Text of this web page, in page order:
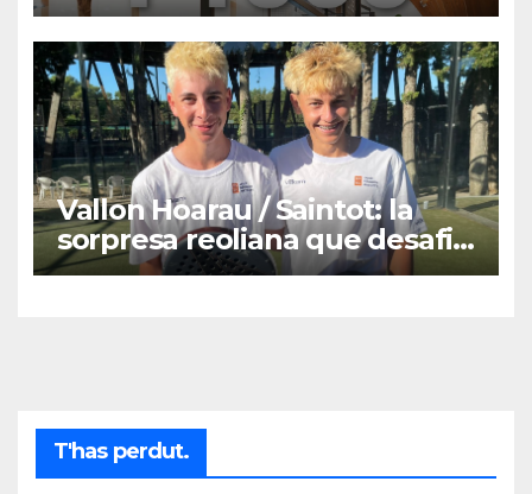
Vallon Hoarau / Saintot: la
sorpresa reoliana que desafia
la cap de sèrie 1
T'has perdut.